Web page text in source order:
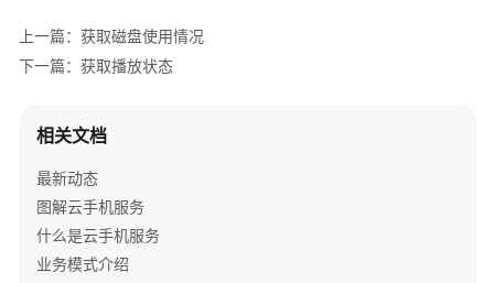
使
用
媒
体
上一篇：获取磁盘使用情况
下一篇：获取播放状态
相关文档
最新动态
图解云手机服务
什么是云手机服务
业务模式介绍